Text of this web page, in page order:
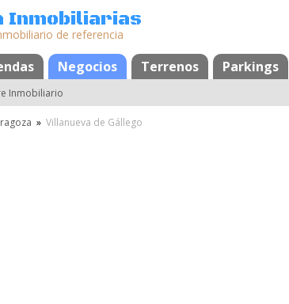
Inmobiliarias
de referencia
Negocios Terrenos Parkings
Inmobiliario
» Villanueva de Gállego